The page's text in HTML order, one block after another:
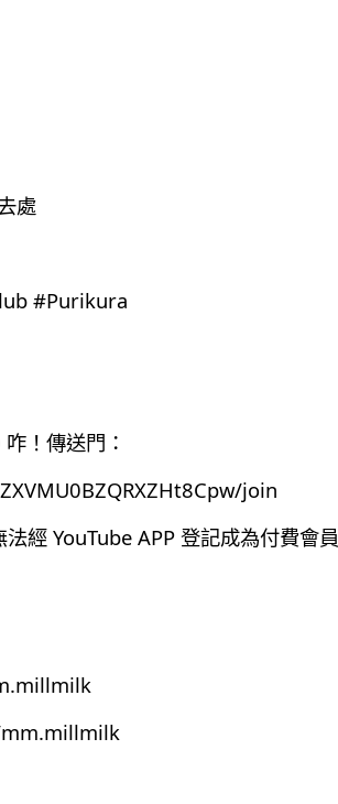
處
#Purikura
！傳送門：
join
經 YouTube APP 登記成為付費會員